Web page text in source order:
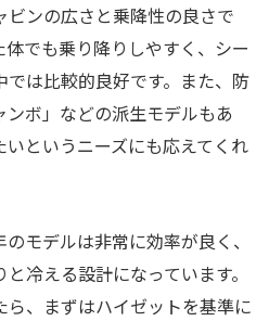
ンの広さと乗降性の良さで
でも乗り降りしやすく、シー
では比較的良好です。また、防
ボ」などの派生モデルもあ
というニーズにも応えてくれ
モデルは非常に効率が良く、
冷える設計になっています。
ら、まずはハイゼットを基準に